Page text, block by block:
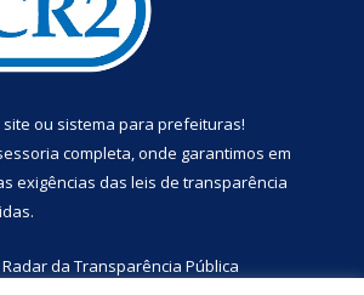
ou sistema para prefeituras!
completa, onde garantimos em
exigências das leis de transparência
Radar da Transparência Pública